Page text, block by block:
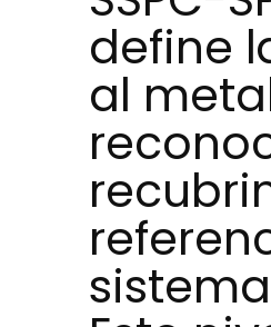
define
al